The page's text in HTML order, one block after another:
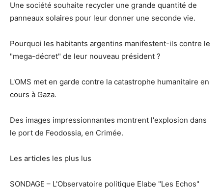
Une société souhaite recycler une grande quantité de
panneaux solaires pour leur donner une seconde vie.
Pourquoi les habitants argentins manifestent-ils contre le
"mega-décret" de leur nouveau président ?
L'OMS met en garde contre la catastrophe humanitaire en
cours à Gaza.
Des images impressionnantes montrent l'explosion dans
le port de Feodossia, en Crimée.
Les articles les plus lus
SONDAGE – L'Observatoire politique Elabe "Les Echos"